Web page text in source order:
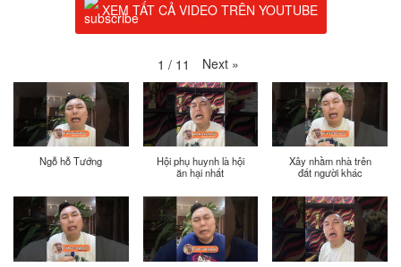
XEM TẤT CẢ VIDEO TRÊN YOUTUBE
1 / 11 Next »
Ngỗ hỗ Tướng
Hội phụ huynh là hội
ăn hại nhất
Xây nhầm nhà trên
đất người khác